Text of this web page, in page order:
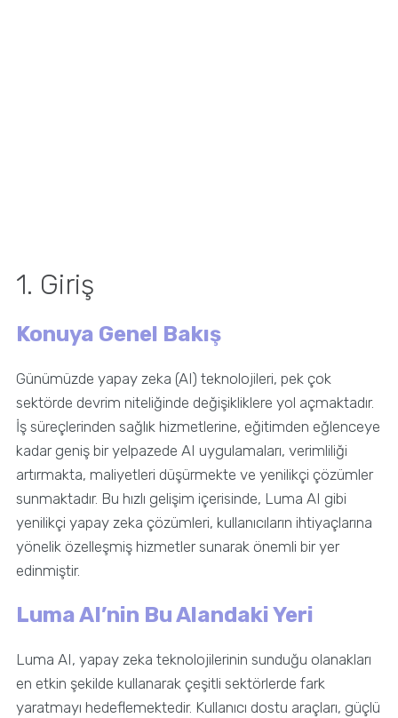
1. Giriş
Konuya Genel Bakış
Günümüzde yapay zeka (AI) teknolojileri, pek çok
sektörde devrim niteliğinde değişikliklere yol açmaktadır.
İş süreçlerinden sağlık hizmetlerine, eğitimden eğlenceye
kadar geniş bir yelpazede AI uygulamaları, verimliliği
artırmakta, maliyetleri düşürmekte ve yenilikçi çözümler
sunmaktadır. Bu hızlı gelişim içerisinde, Luma AI gibi
yenilikçi yapay zeka çözümleri, kullanıcıların ihtiyaçlarına
yönelik özelleşmiş hizmetler sunarak önemli bir yer
edinmiştir.
Luma AI’nin Bu Alandaki Yeri
Luma AI, yapay zeka teknolojilerinin sunduğu olanakları
en etkin şekilde kullanarak çeşitli sektörlerde fark
yaratmayı hedeflemektedir. Kullanıcı dostu araçları, güçlü